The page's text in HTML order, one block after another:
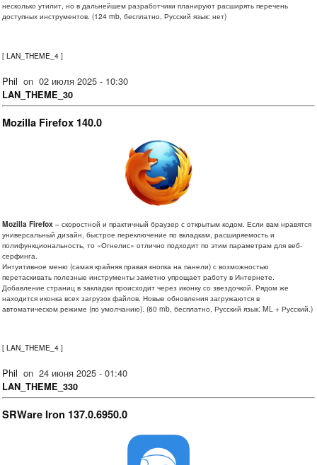
несколько утилит, но в дальнейшем разработчики планируют расширять перечень
доступных инструментов. (124 mb, бесплатно, Русский язык: нет)
[ LAN_THEME_4 ]
Phil on 02 июля 2025 - 10:30
LAN_THEME_30
Mozilla Firefox 140.0
Mozilla Firefox – скоростной и практичный браузер с открытым кодом. Если вам нравятся
универсальный дизайн, быстрое переключение по вкладкам, расширяемость и
полифункциональность, то «Огнелис» отлично подходит по этим параметрам для веб-
серфинга.
Интуитивное меню (самая крайняя правая кнопка на панели) с возможностью
перетаскивать полезные инструменты заметно упрощает работу в Интернете.
Добавление страниц в закладки происходит через иконку со звездочкой. Рядом же
находится иконка всех загрузок файлов. Новые обновления загружаются в
автоматическом режиме (по умолчанию). (60 mb, бесплатно, Русский язык: ML + Русский.)
[ LAN_THEME_4 ]
Phil on 24 июня 2025 - 01:40
LAN_THEME_330
SRWare Iron 137.0.6950.0